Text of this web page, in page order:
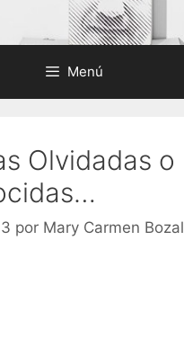
Menú
Olvidadas o
por Mary Carmen Bozal